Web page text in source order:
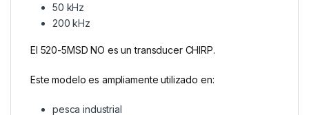
50 kHz
200 kHz
El 520-5MSD NO es un transducer CHIRP.
Este modelo es ampliamente utilizado en:
pesca industrial